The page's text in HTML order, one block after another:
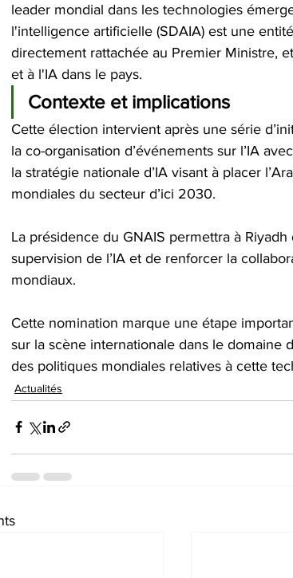
leader mondial dans les technologies
l'intelligence artificielle (SDAIA) est une
directement rattachée au Premier Ministre,
et à l'IA dans le pays.
Contexte et implications
Cette élection intervient après une série
la co-organisation d’événements sur l’IA
la stratégie nationale d’IA visant à placer
mondiales du secteur d’ici 2030.
La présidence du GNAIS permettra à
supervision de l’IA et de renforcer la
mondiaux.
Cette nomination marque une étape
sur la scène internationale dans le domaine
des politiques mondiales relatives à cette
Actualités